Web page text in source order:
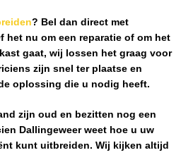
? Bel dan direct met
het nu om een reparatie of om het
gaat, wij lossen het graag voor
zijn snel ter plaatse en
oplossing die u nodig heeft.
zijn oud en bezitten nog een
Dallingeweerweet hoe u uw
kunt uitbreiden. Wij kijken altijd